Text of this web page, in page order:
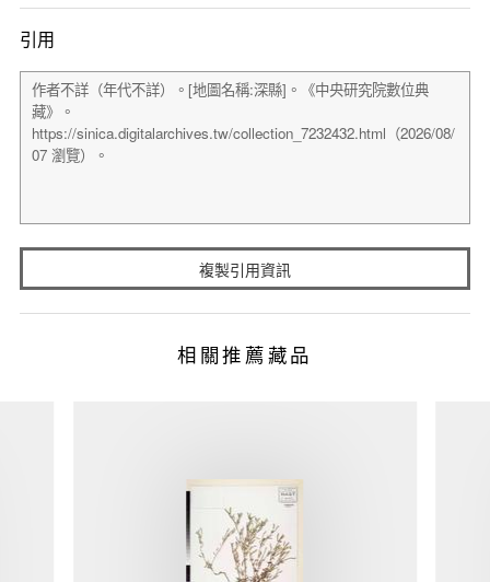
引用
複製引用資訊
相關推薦藏品